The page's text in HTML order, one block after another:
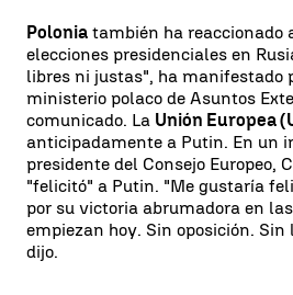
Polonia también ha reaccionado
elecciones presidenciales en
libres ni justas", ha manifestado
ministerio polaco de Asuntos
comunicado. La Unión Europea
anticipadamente a Putin. En un
presidente del Consejo Europeo,
"felicitó" a Putin. "Me gustaría
por su victoria abrumadora en
empiezan hoy. Sin oposición.
dijo.